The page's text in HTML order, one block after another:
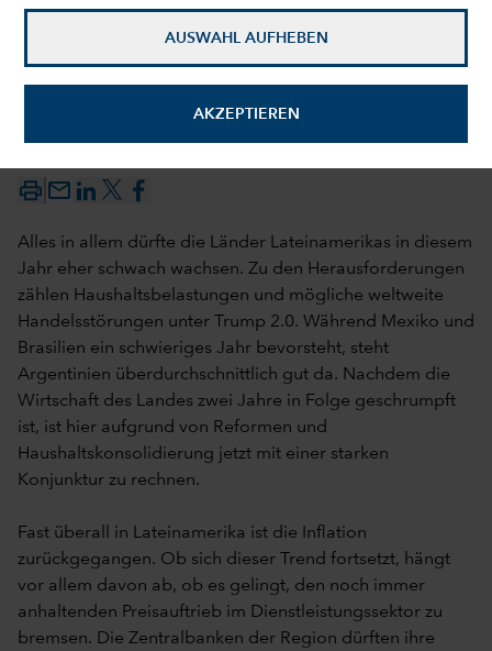
AUSWAHL AUFHEBEN
AKZEPTIEREN
Tryggvi Gudmundsson
mail_outline
Alles in allem dürfte die Länder Lateinamerikas in diesem
Jahr eher schwach wachsen. Zu den Herausforderungen
zählen Haushaltsbelastungen und mögliche weltweite
Handelsstörungen unter Trump 2.0. Während Mexiko und
Brasilien ein schwieriges Jahr bevorsteht, steht
Argentinien überdurchschnittlich gut da. Nachdem die
Wirtschaft des Landes zwei Jahre in Folge geschrumpft
ist, ist hier aufgrund von Reformen und
Haushaltskonsolidierung jetzt mit einer starken
Konjunktur zu rechnen.
Fast überall in Lateinamerika ist die Inflation
zurückgegangen. Ob sich dieser Trend fortsetzt, hängt
vor allem davon ab, ob es gelingt, den noch immer
anhaltenden Preisauftrieb im Dienstleistungssektor zu
bremsen. Die Zentralbanken der Region dürften ihre